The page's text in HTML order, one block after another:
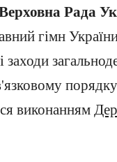
Рада
гімн
виконанням